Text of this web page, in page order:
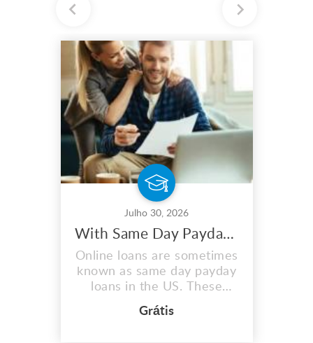
Julho 30, 2026
With Same Day Payday Loans, You May Maximize Your Earnings
Online loans are sometimes
known as same day payday
loans in the US. These
quick same day loans assist
those in need in covering
Grátis